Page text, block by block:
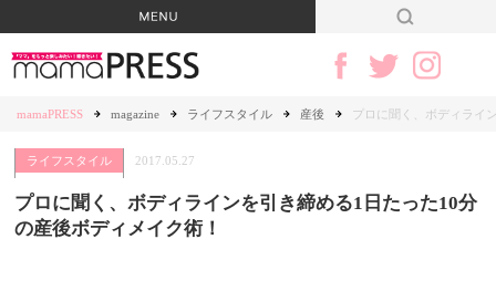
mamaPRESS magazine ライフスタイル 産後 プロに聞く、ボディライ
ライフスタイル 2017.05.27
プロに聞く、ボディラインを引き締める1日たった10分
の産後ボディメイク術！